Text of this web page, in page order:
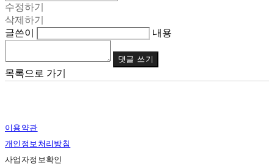
수정하기
삭제하기
글쓴이
내용
댓글 쓰기
목록으로 가기
이용약관
개인정보처리방침
사업자정보확인